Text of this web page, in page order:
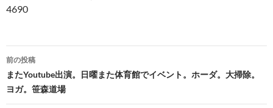
4690
投
稿
ナ
前の投稿
またYoutube出演。日曜また体育館でイベント。ホーダ。大掃除。
ヨガ。笹森道場